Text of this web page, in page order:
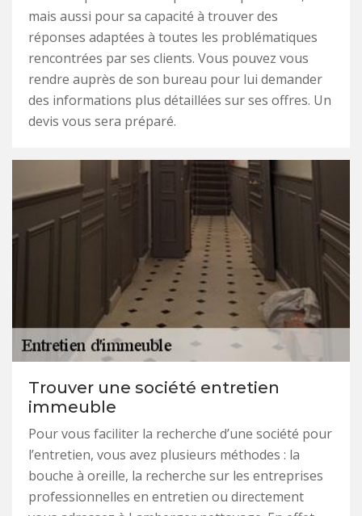
mais aussi pour sa capacité à trouver des
réponses adaptées à toutes les problématiques
rencontrées par ses clients. Vous pouvez vous
rendre auprès de son bureau pour lui demander
des informations plus détaillées sur ses offres. Un
devis vous sera préparé.
Trouver une société entretien
immeuble
Pour vous faciliter la recherche d’une société pour
l’entretien, vous avez plusieurs méthodes : la
bouche à oreille, la recherche sur les entreprises
professionnelles en entretien ou directement